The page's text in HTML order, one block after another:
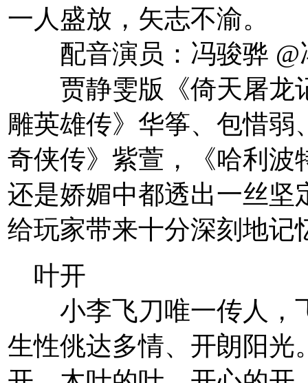
一人盛放，矢志不渝。
配音演员：冯骏骅 @
贾静雯版《倚天屠龙
雕英雄传》华筝、包惜弱
奇侠传》紫萱，《哈利波
还是娇媚中都透出一丝坚
给玩家带来十分深刻地记
叶开
小李飞刀唯一传人，
生性佻达多情、开朗阳光